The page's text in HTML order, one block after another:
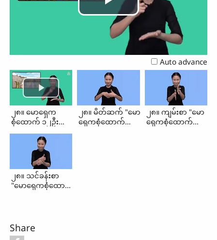
Play
Video
Auto advance
၂၈။ မောရှေက
စုံထောက် ၁၂ဦး
ဆက်၊ ကျမ်းစာ၊
သင်ခန်းစာ)
၂၈။ မိတ်ဆက် "မော
ရှေကစုံထောက်
၂၈။ ကျမ်းစာ "မော
ရှေကစုံထောက်
၂၈။ သင်ခန်းစာ
"မောရှေကစုံထောက်
Share